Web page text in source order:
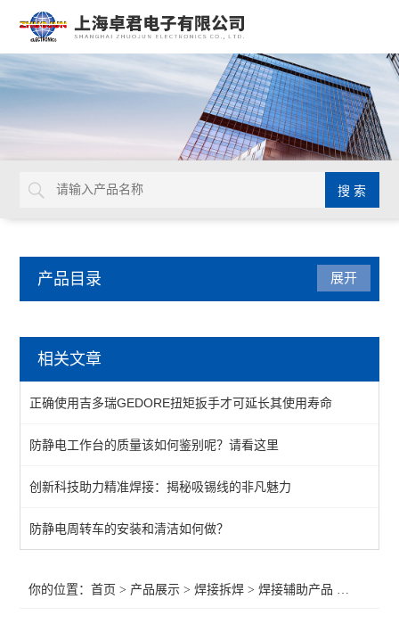
产品目录
吸锡线
QUICK吸烟仪
恒温热风机
返修产品
电焊台
展开
相关文章
正确使用吉多瑞GEDORE扭矩扳手才可延长其使用寿命
防静电工作台的质量该如何鉴别呢？请看这里
创新科技助力精准焊接：揭秘吸锡线的非凡魅力
防静电周转车的安装和清洁如何做？
你的位置：首页 > 产品展示 >焊接拆焊 >焊接辅助产品